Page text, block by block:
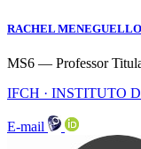
RACHEL MENEGUELLO
MS6 — Professor
IFCH · INSTITUTO
E-mail